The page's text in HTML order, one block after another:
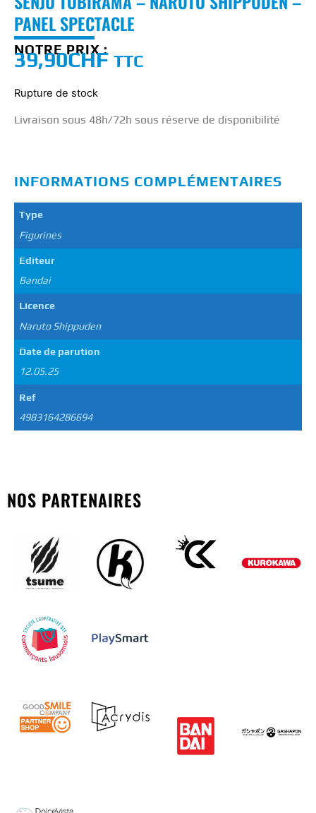
PANEL SPECTACLE
NOTRE PRIX :
39,90CHF TTC
Rupture de stock
Livraison sous 48h/72h sous réserve de disponibilité
INFORMATIONS COMPLÉMENTAIRES
Type
Figurines
Editeur
Bandai
Licence
Naruto Shippuden
Date de parution
12.05.25
Ref
4983164286694
NOS PARTENAIRES